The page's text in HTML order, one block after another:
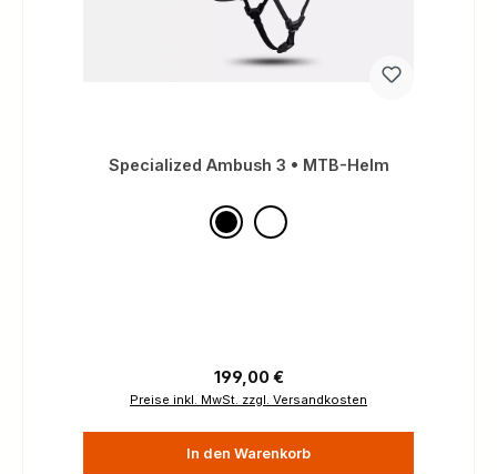
Specialized Ambush 3 • MTB-Helm
Regulärer Preis:
199,00 €
Preise inkl. MwSt. zzgl. Versandkosten
In den Warenkorb